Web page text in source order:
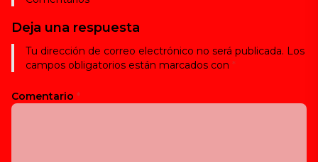
Deja una respuesta
Tu dirección de correo electrónico no será publicada. Los
campos obligatorios están marcados con *
Comentario *